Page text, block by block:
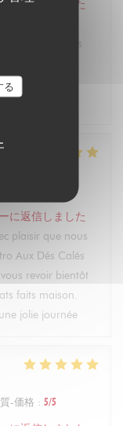
る
に返信しました
que nous
Aux Dés Calés
beaux jours
bientôt dans
に返信しました
plaisir que nous
Aux Dés Calés
revoir bientôt
faits maison.
jolie journée
-価格 : 5/5